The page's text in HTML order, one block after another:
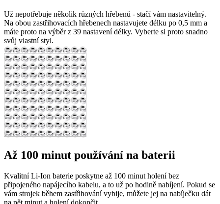
Už nepotřebuje několik různých hřebenů - stačí vám nastavitelný.
Na obou zastřihovacích hřebenech nastavujete délku po 0,5 mm a
máte proto na výběr z 39 nastavení délky. Vyberte si proto snadno
svůj vlastní styl.
Až 100 minut používání na baterii
Kvalitní Li-Ion baterie poskytne až 100 minut holení bez
připojeného napájecího kabelu, a to už po hodině nabíjení. Pokud se
vám strojek během zastřihování vybije, můžete jej na nabíječku dát
na pět minut a holení dokončit.